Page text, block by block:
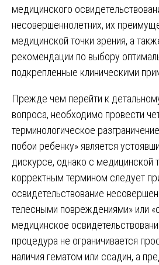
медицинского
несовершеннолетних, их
медицинской точки зрения, а
рекомендации по выбору
подкрепленные клиническими
Прежде чем перейти к
вопроса, необходимо провести
терминологическое
побои ребенку» является
дискурсе, однако с медицинской
корректным термином следует
освидетельствование
телесными повреждениями» или
медицинское
процедура не ограничивается
наличия гематом или ссадин, а